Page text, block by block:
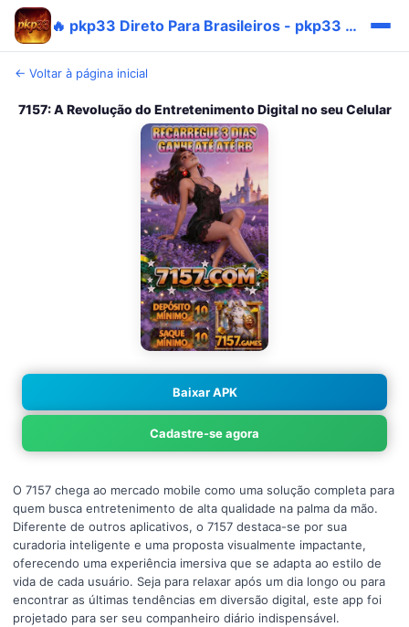
🔥 pkp33 Direto Para Brasileiros - pkp33 Original Rápido Prêmio
← Voltar à página inicial
7157: A Revolução do Entretenimento Digital no seu Celular
Baixar APK
Cadastre-se agora
O 7157 chega ao mercado mobile como uma solução completa para
quem busca entretenimento de alta qualidade na palma da mão.
Diferente de outros aplicativos, o 7157 destaca-se por sua
curadoria inteligente e uma proposta visualmente impactante,
oferecendo uma experiência imersiva que se adapta ao estilo de
vida de cada usuário. Seja para relaxar após um dia longo ou para
encontrar as últimas tendências em diversão digital, este app foi
projetado para ser seu companheiro diário indispensável.